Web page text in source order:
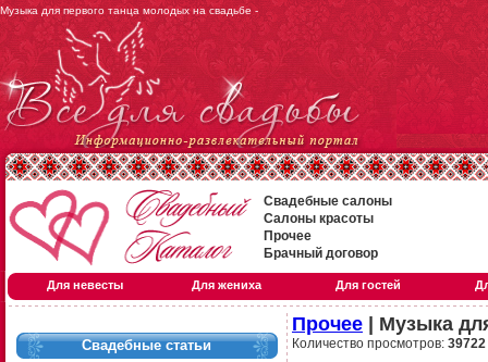
Музыка для первого танца молодых на свадьбе -
Свадебные салоны
Салоны красоты
Прочее
Брачный договор
Для невесты Для жениха Для гостей
Свадебные статьи
Прочее | Музыка
Количество просмотров: 39722